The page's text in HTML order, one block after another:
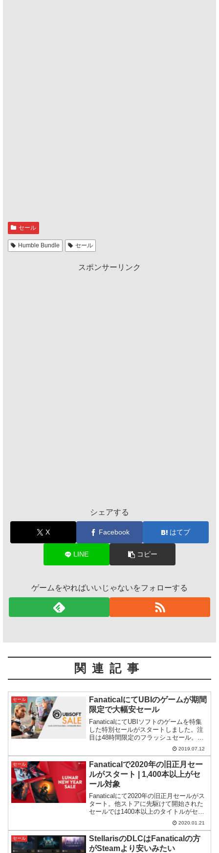
セール
Humble Bundle セール
スポンサーリンク
シェアする
X Facebook はてブ
LINE コピー
ゲームをやればいいじゃないをフォローする
関連記事
セール
FanaticalにてUBIのゲームが期間
限定で大幅安セール
FanaticalにてUBIソフトのゲームを特集
した特別セールがスタートしました。注
目は48時間限定のフラッシュセール。ま
たフラッシュ以外にも有名所のタイトル
2019.07.12
セール
Fanaticalで2020年の旧正月セー
ルがスタート | 1,400本以上がセ
ール対象
Fanaticalにて2020年の旧正月セールがス
タート。他ストアに先駆けて開始された
セールでは1400本以上のタイトルがセー
2020.01.21
セール
StellarisのDLCはFanaticalの方
がSteamより安いみたい